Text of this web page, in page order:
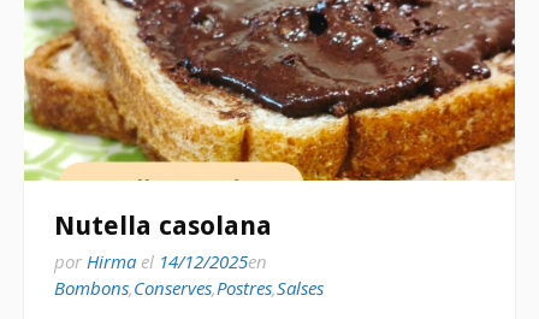
Nutella casolana
por Hirma el 14/12/2025en
Bombons,Conserves,Postres,Salses